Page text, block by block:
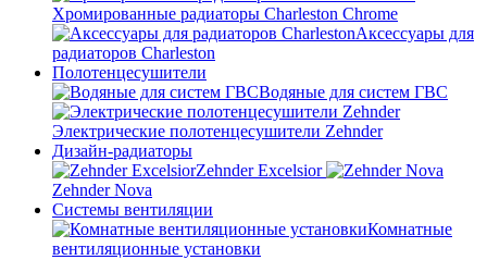
Хромированные радиаторы Charleston Chrome
Аксессуары для
радиаторов Charleston
Полотенцесушители
Водяные для систем ГВС
Электрические полотенцесушители Zehnder
Дизайн-радиаторы
Zehnder Excelsior
Zehnder Nova
Системы вентиляции
Комнатные
вентиляционные установки